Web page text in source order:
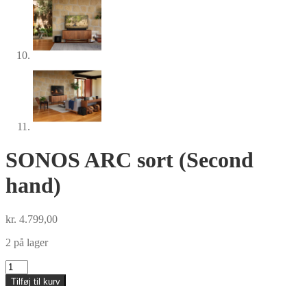
SONOS ARC sort (Second
hand)
kr. 4.799,00
2 på lager
SONOS
ARC
Tilføj til kurv